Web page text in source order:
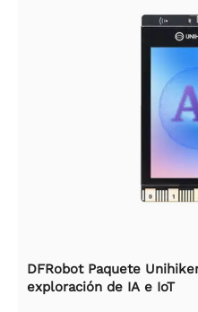
DFRobot Paquete
exploración de IA e IoT